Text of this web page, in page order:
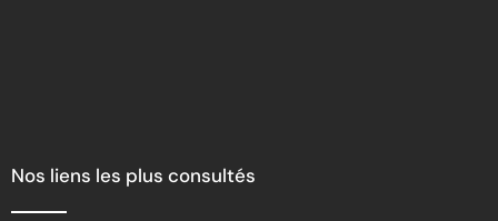
Nos liens les plus consultés